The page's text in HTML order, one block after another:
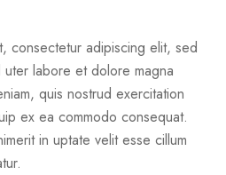
consectetur adipiscing elit, sed
labore et dolore magna
quis nostrud exercitation
ex ea commodo consequat.
in uptate velit esse cillum